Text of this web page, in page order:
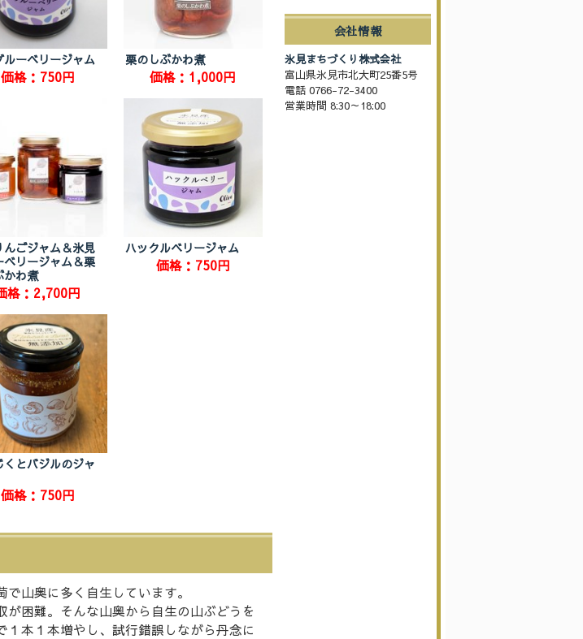
ルーベリージャム
価格：750円
栗のしぶかわ煮
価格：1,000円
んごジャム＆氷見
ベリージャム＆栗
かわ煮
格：2,700円
ハックルベリージャム
価格：750円
くとバジルのジャ
価格：750円
山奥に多く自生しています。
が困難。そんな山奥から自生の山ぶどうを
本１本増やし、試行錯誤しながら丹念に
会社情報
氷見まちづくり株式会社
富山県氷見市北大町25番5号
電話 0766-72-3400
営業時間 8:30～18:00